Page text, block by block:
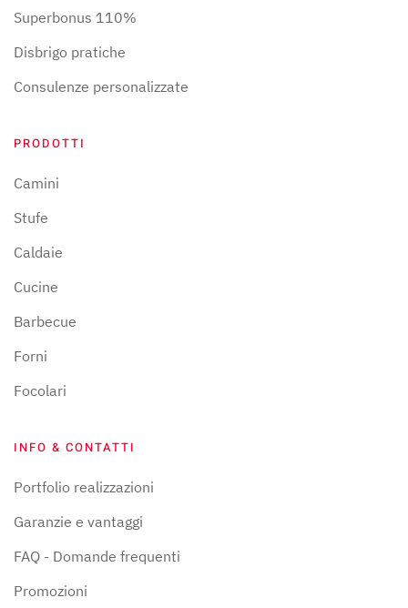
Superbonus 110%
Disbrigo pratiche
Consulenze personalizzate
PRODOTTI
Camini
Stufe
Caldaie
Cucine
Barbecue
Forni
Focolari
INFO & CONTATTI
Portfolio realizzazioni
Garanzie e vantaggi
FAQ - Domande frequenti
Promozioni